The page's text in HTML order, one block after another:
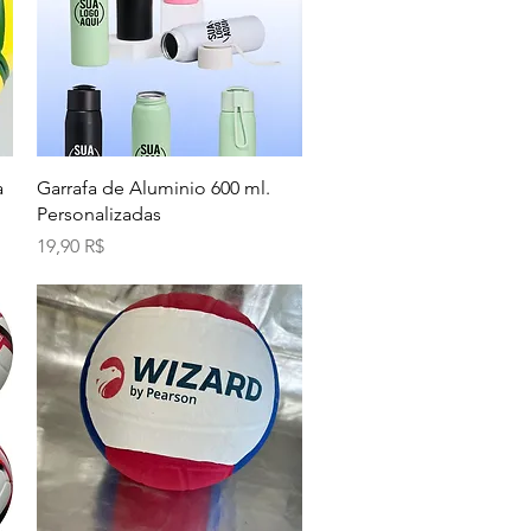
Aperçu rapide
Garrafa de Aluminio 600 ml.
Personalizadas
Prix
19,90 R$